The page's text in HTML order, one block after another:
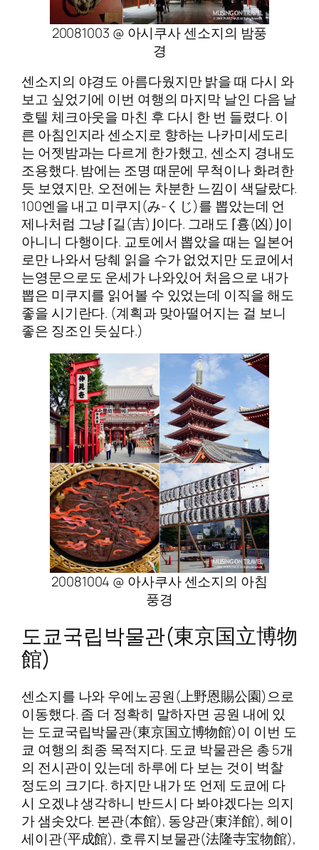
20081003 @ 아시쿠사 센소지의 밤풍
경
센소지의 야경도 아름다웠지만 밝을 때 다시 와
보고 싶었기에 이번 여행의 마지막 날인 다음 날
호텔 체크아웃을 마친 후 다시 한 번 들렸다. 이
른 아침인지라 센소지로 향하는 나카미세도리
는 어젯밤과는 다르게 한가했고, 센소지 경내도
조용했다. 밤에는 조명 때문에 무척이나 화려한
듯 보였지만, 오전에는 차분한 느낌이 색달랐다.
100엔을 내고 미쿠지(み-くじ)를 뽑았는데 언
제나처럼 그냥 ⌈길(吉)⌋이다. 그래도 ⌈흉(凶)⌋이
아니니 다행이다. 교토에서 뽑았을 때는 일본어
로만 나와서 당췌 읽을 수가 없었지만 도쿄에서
는영문으로도 운세가 나와있어 처음으로 내가
뽑은 미쿠지를 읽어볼 수 있었는데 이직을 해도
좋을 시기란다. (계획과 맞아떨어지는 걸 보니
좋은 징조인 듯싶다.)
20081004 @ 아사쿠사 센소지의 아침
풍경
도쿄국립박물관(東京国立博物
館)
센소지를 나와 우에노공원(上野恩賜公園)으로
이동했다. 좀 더 정확히 말하자면 공원 내에 있
는 도쿄국립박물관(東京国立博物館)이 이번 도
쿄 여행의 최종 목적지다. 도쿄 박물관은 총 5개
의 전시관이 있는데 하루에 다 보는 것이 벅찰
정도의 크기다. 하지만 내가 또 언제 도쿄에 다
시 오겠냐 생각하니 반드시 다 봐야겠다는 의지
가 샘솟았다. 본관(本館), 동양관(東洋館), 헤이
세이관(平成館), 호류지보물관(法隆寺宝物館),